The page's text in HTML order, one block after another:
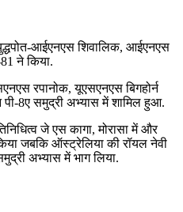
आईएनएस शिवालिक, आईएनएस
ने किया.
रपानोक, यूएसएनएस बिगहोर्न
पी-8ए समुद्री अभ्यास में शामिल हुआ.
जे एस कागा, मोरासा में और
जबकि ऑस्ट्रेलिया की रॉयल नेवी
अभ्यास में भाग लिया.